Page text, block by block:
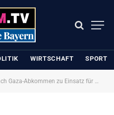
WIRTSCHAFT SPORT
Abkommen zu Einsatz für die Ukraine